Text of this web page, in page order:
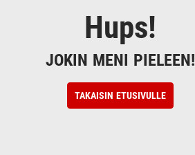
Hups!
JOKIN MENI PIELEEN!
TAKAISIN ETUSIVULLE